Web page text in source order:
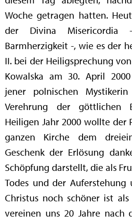
Woche getragen hatten.
der Divina Misericordia
Barmherzigkeit -, wie es der
II. bei der Heiligsprechung
Kowalska am 30. April
jener polnischen
Verehrung der göttlichen
Heiligen Jahr 2000 wollte der
ganzen Kirche dem
Geschenk der Erlösung
Schöpfung darstellt, die als
Todes und der Auferstehung
Christus noch schöner ist
vereinen uns 20 Jahre nach